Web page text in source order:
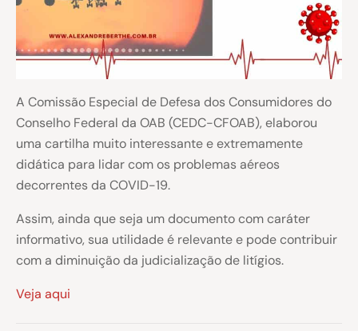
A Comissão Especial de Defesa dos Consumidores do
Conselho Federal da OAB (CEDC-CFOAB), elaborou
uma cartilha muito interessante e extremamente
didática para lidar com os problemas aéreos
decorrentes da COVID-19.
Assim, ainda que seja um documento com caráter
informativo, sua utilidade é relevante e pode contribuir
com a diminuição da judicialização de litígios.
Veja aqui